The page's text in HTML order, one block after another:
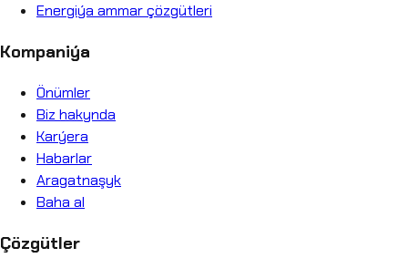
Energiýa ammar çözgütleri
Kompaniýa
Önümler
Biz hakynda
Karýera
Habarlar
Aragatnaşyk
Baha al
Çözgütler